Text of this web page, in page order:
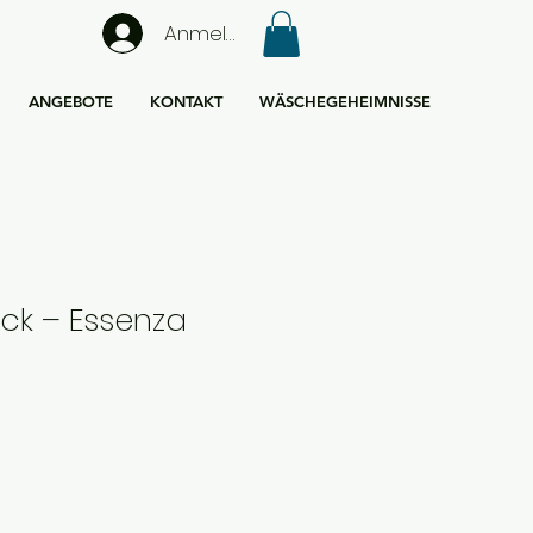
Anmelden
ANGEBOTE KONTAKT WÄSCHEGEHEIMNISSE
– Essenza